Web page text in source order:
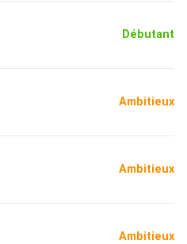
Débutant
Ambitieux
Ambitieux
Ambitieux